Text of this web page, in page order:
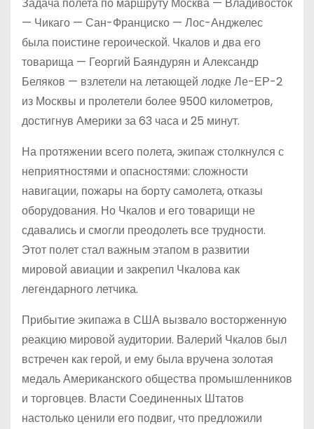
— Чикаго — Сан-Франциско — Лос-Анджелес
была поистине героической. Чкалов и два его
товарища — Георгий Баяндурян и Александр
Беляков — взлетели на летающей лодке Ле-ЕР-2
из Москвы и пролетели более 9500 километров,
достигнув Америки за 63 часа и 25 минут.
На протяжении всего полета, экипаж столкнулся с
неприятностями и опасностями: сложности
навигации, пожары на борту самолета, отказы
оборудования. Но Чкалов и его товарищи не
сдавались и смогли преодолеть все трудности.
Этот полет стал важным этапом в развитии
мировой авиации и закрепил Чкалова как
легендарного летчика.
Прибытие экипажа в США вызвало восторженную
реакцию мировой аудитории. Валерий Чкалов был
встречен как герой, и ему была вручена золотая
медаль Американского общества промышленников
и торговцев. Власти Соединенных Штатов
настолько ценили его подвиг, что предложили